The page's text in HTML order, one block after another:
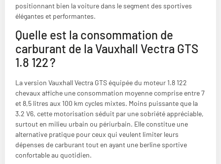
positionnant bien la voiture dans le segment des sportives
élégantes et performantes.
Quelle est la consommation de
carburant de la Vauxhall Vectra GTS
1.8 122 ?
La version Vauxhall Vectra GTS équipée du moteur 1.8 122
chevaux affiche une consommation moyenne comprise entre 7
et 8,5 litres aux 100 km cycles mixtes. Moins puissante que la
3.2 V6, cette motorisation séduit par une sobriété appréciable,
surtout en milieu urbain ou périurbain. Elle constitue une
alternative pratique pour ceux qui veulent limiter leurs
dépenses de carburant tout en ayant une berline sportive
confortable au quotidien.